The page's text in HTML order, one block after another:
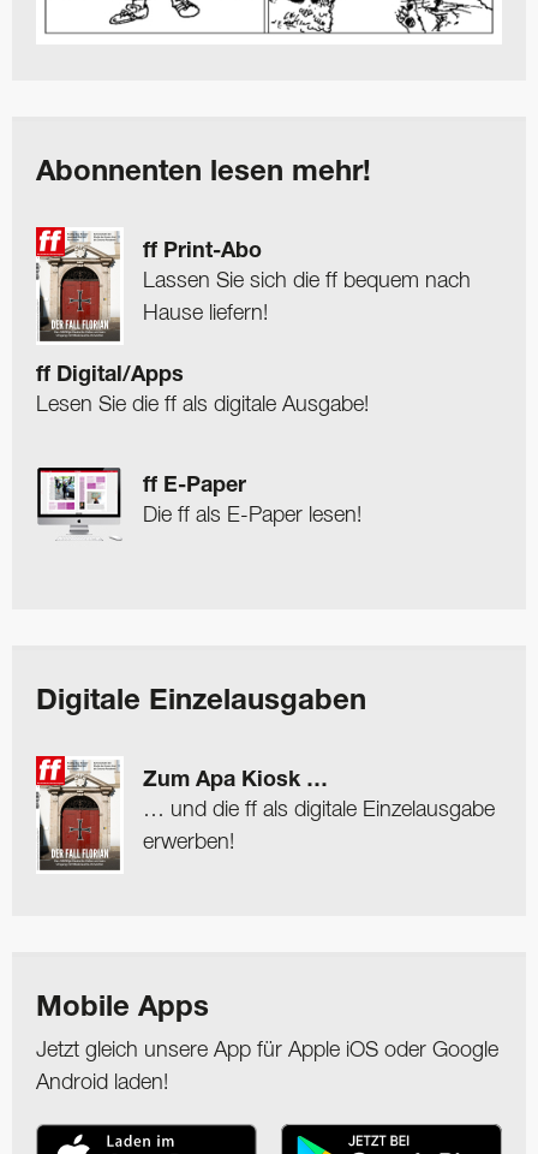
Abonnenten lesen mehr!
ff Print-Abo
Lassen Sie sich die ff bequem nach
Hause liefern!
ff Digital/Apps
Lesen Sie die ff als digitale Ausgabe!
ff E-Paper
Die ff als E-Paper lesen!
Digitale Einzelausgaben
Zum Apa Kiosk …
… und die ff als digitale Einzelausgabe
erwerben!
Mobile Apps
Jetzt gleich unsere App für Apple iOS oder Google
Android laden!